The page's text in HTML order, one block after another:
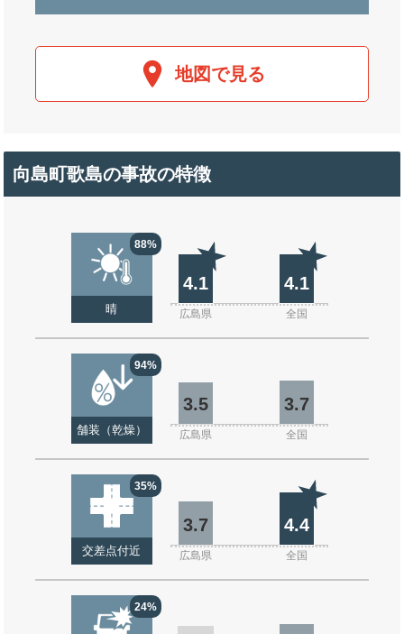
地図で見る
向島町歌島の事故の特徴
88%
晴
4.1 4.1
広島県 全国
94%
舗装（乾燥）
3.5 3.7
広島県 全国
35%
交差点付近
3.7 4.4
広島県 全国
24%